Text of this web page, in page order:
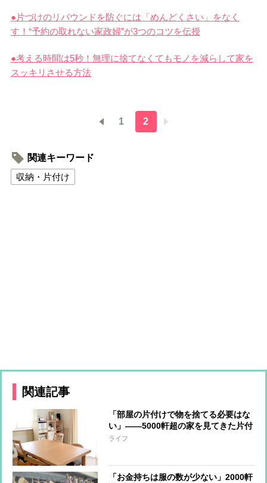
●片づけのリバウンドを防ぐには「めんどくさい」をなく
す！“予約の取れない家政婦”が3つのコツを伝授
●考える時間は5秒！無理に捨てなくてもモノを減らして家を
スッキリさせる方法
1 2
関連キーワード
収納・片付け
関連記事
「部屋の片付けで物を捨てる必要はな
い」――5000軒超の家を見てきた片付
けのプロが辿り着いた結論
ライフ
「お金持ちは服の数が少ない」2000軒